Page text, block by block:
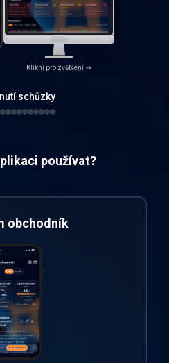
Klikni pro zvětšení →
schůzky
používat?
obchodník